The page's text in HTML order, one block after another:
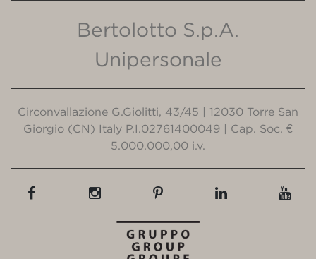
Bertolotto S.p.A.
Unipersonale
Circonvallazione G.Giolitti, 43/45 | 12030 Torre San
Giorgio (CN) Italy P.I.02761400049 | Cap. Soc. €
5.000.000,00 i.v.